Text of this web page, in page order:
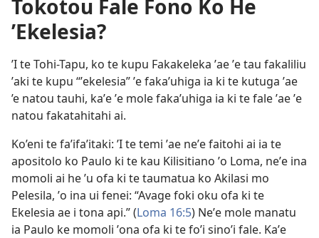
Tokotou Fale Fono Ko He
ʼEkelesia?
ʼI te Tohi-Tapu, ko te kupu Fakakeleka ʼae ʼe tau fakaliliu
ʼaki te kupu “ʼekelesia” ʼe fakaʼuhiga ia ki te kutuga ʼae
’e natou tauhi, kaʼe ʼe mole fakaʼuhiga ia ki te fale ʼae ʼe
natou fakatahitahi ai.
Ko’eni te faʼifaʼitaki: ʼI te temi ʼae neʼe faitohi ai ia te
apositolo ko Paulo ki te kau Kilisitiano ʼo Loma, neʼe ina
momoli ai he ʼu ofa ki te taumatua ko Akilasi mo
Pelesila, ʼo ina ui fenei: “Avage foki oku ofa ki te
Ekelesia ae i tona api.” (Loma 16:5) Neʼe mole manatu
ia Paulo ke momoli ʼona ofa ki te foʼi sinoʼi fale. Kaʼe